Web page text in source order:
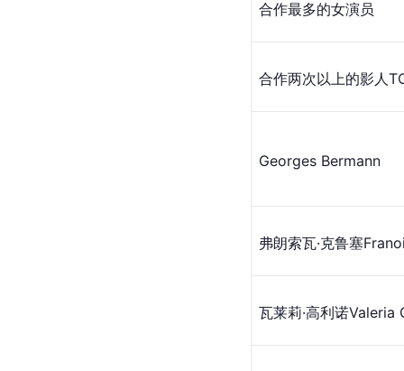
合作最多的女演员
合作两次以上的影人
Georges Bermann
弗朗索瓦·克鲁塞
瓦莱莉·高利诺Valeria